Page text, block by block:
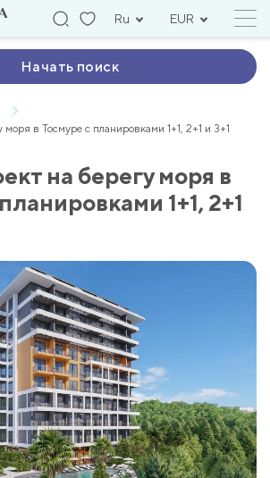
Ru EUR
Начать поиск
в Тосмуре с планировками 1+1, 2+1 и 3+1
на берегу моря в
1+1, 2+1